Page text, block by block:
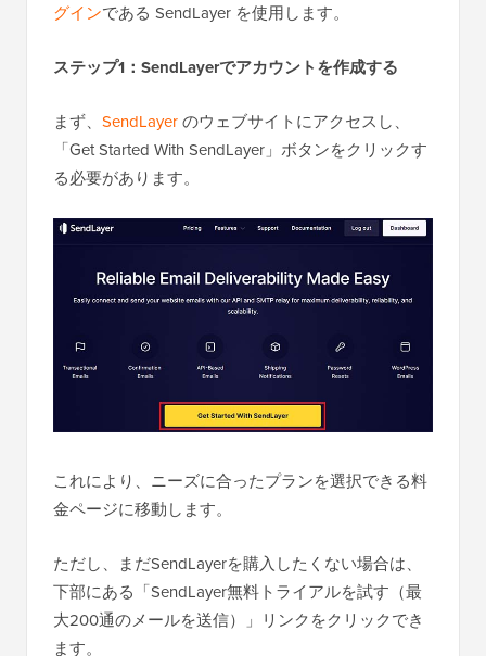
グインである SendLayer を使用します。
ステップ1：SendLayerでアカウントを作成する
まず、 SendLayerのウェブサイトにアクセスし、
「Get Started With SendLayer」ボタンをクリックす
る必要があります。
これにより、ニーズに合ったプランを選択できる料
金ページに移動します。
ただし、まだSendLayerを購入したくない場合は、
下部にある「SendLayer無料トライアルを試す（最
大200通のメールを送信）」リンクをクリックでき
ます。